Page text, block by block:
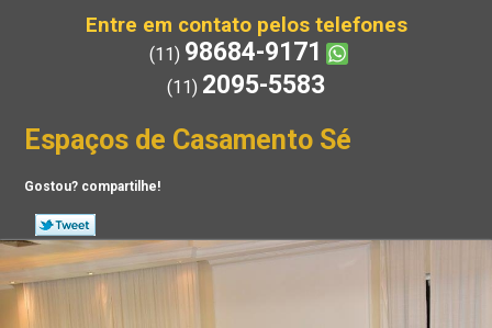
Entre em contato pelos telefones
(11) 98684-9171
(11) 2095-5583
Espaços de Casamento Sé
Gostou? compartilhe!